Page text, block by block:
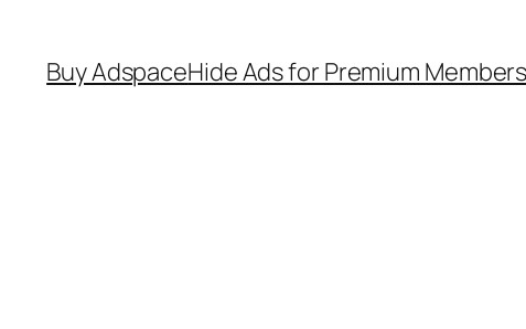
Buy AdspaceHide Ads for Premium Members